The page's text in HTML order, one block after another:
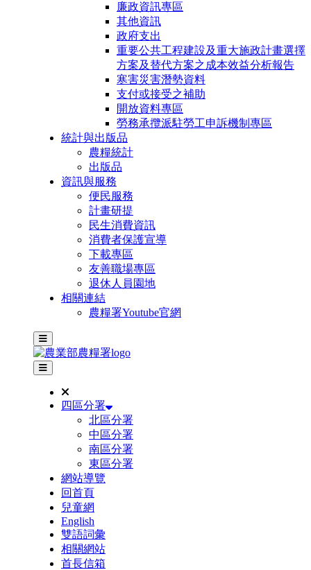
廉政資訊專區
其他資訊
政府支出
重要公共工程建設及重大施政計畫選擇
方案及替代方案之成本效益分析報告
寒害災害潛勢資料
支付或接受之補助
開放資料專區
勞務承攬派駐勞工申訴機制專區
統計與出版品
農糧統計
出版品
資訊與服務
便民服務
計畫研提
民生消費資訊
消費者保護宣導
下載專區
友善職場專區
退休人員園地
相關連結
農糧署Youtube官網
主選單
其他網站選單
四區分署
北區分署
中區分署
南區分署
東區分署
網站導覽
回首頁
兒童網
English
雙語詞彙
相關網站
首長信箱